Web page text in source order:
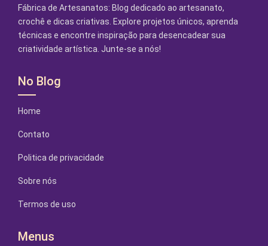
Fábrica de Artesanatos: Blog dedicado ao artesanato,
crochê e dicas criativas. Explore projetos únicos, aprenda
técnicas e encontre inspiração para desencadear sua
criatividade artística. Junte-se a nós!
No Blog
Home
Contato
Politica de privacidade
Sobre nós
Termos de uso
Menus